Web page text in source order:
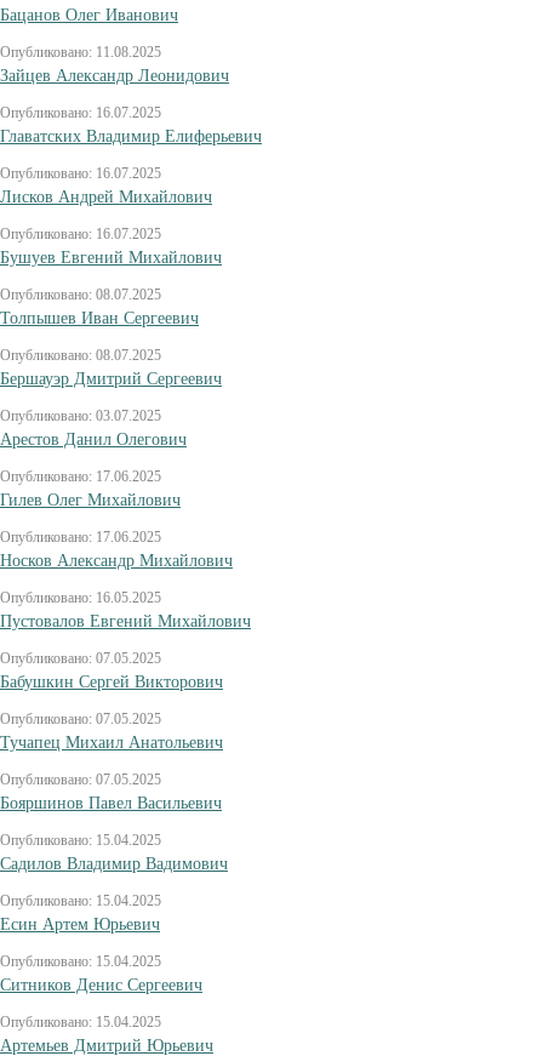
Бацанов Олег Иванович
Опубликовано: 11.08.2025
Зайцев Александр Леонидович
Опубликовано: 16.07.2025
Главатских Владимир Елиферьевич
Опубликовано: 16.07.2025
Лисков Андрей Михайлович
Опубликовано: 16.07.2025
Бушуев Евгений Михайлович
Опубликовано: 08.07.2025
Толпышев Иван Сергеевич
Опубликовано: 08.07.2025
Бершауэр Дмитрий Сергеевич
Опубликовано: 03.07.2025
Арестов Данил Олегович
Опубликовано: 17.06.2025
Гилев Олег Михайлович
Опубликовано: 17.06.2025
Носков Александр Михайлович
Опубликовано: 16.05.2025
Пустовалов Евгений Михайлович
Опубликовано: 07.05.2025
Бабушкин Сергей Викторович
Опубликовано: 07.05.2025
Тучапец Михаил Анатольевич
Опубликовано: 07.05.2025
Бояршинов Павел Васильевич
Опубликовано: 15.04.2025
Садилов Владимир Вадимович
Опубликовано: 15.04.2025
Есин Артем Юрьевич
Опубликовано: 15.04.2025
Ситников Денис Сергеевич
Опубликовано: 15.04.2025
Артемьев Дмитрий Юрьевич